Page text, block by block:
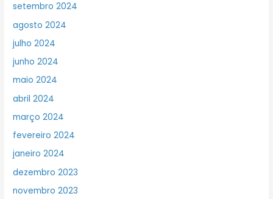
setembro 2024
agosto 2024
julho 2024
junho 2024
maio 2024
abril 2024
março 2024
fevereiro 2024
janeiro 2024
dezembro 2023
novembro 2023